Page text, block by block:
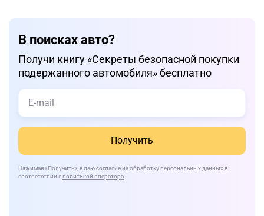
В поисках авто?
Получи книгу «Cекреты безопасной покупки
подержанного автомобиля» бесплатно
Получить
Нажимая «Получить» , я даюсогласиена обработку персональных данных в
соответствии сполитикой оператора